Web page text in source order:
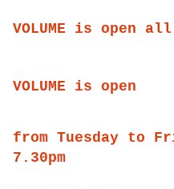
VOLUME is open
VOLUME is open
from Tuesday to
7.30pm